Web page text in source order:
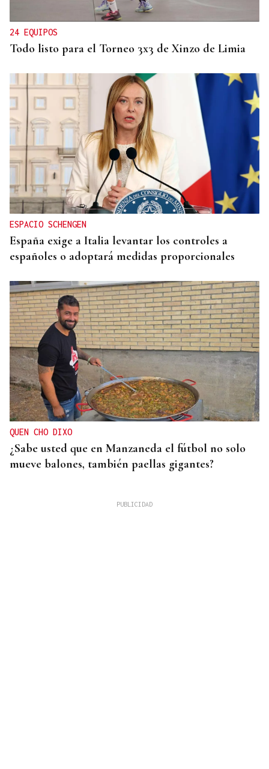
24 EQUIPOS
Todo listo para el Torneo 3x3 de Xinzo de Limia
ESPACIO SCHENGEN
España exige a Italia levantar los controles a
españoles o adoptará medidas proporcionales
QUEN CHO DIXO
¿Sabe usted que en Manzaneda el fútbol no solo
mueve balones, también paellas gigantes?